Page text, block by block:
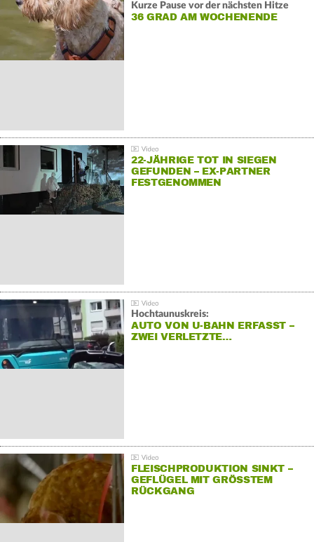
Kurze Pause vor der nächsten Hitze
36 GRAD AM WOCHENENDE
22-JÄHRIGE TOT IN SIEGEN
GEFUNDEN – EX-PARTNER
FESTGENOMMEN
Hochtaunuskreis:
AUTO VON U-BAHN ERFASST –
ZWEI VERLETZTE…
FLEISCHPRODUKTION SINKT –
GEFLÜGEL MIT GRÖSSTEM R
ÜCKGANG